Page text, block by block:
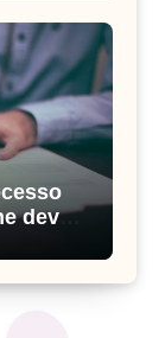
devi